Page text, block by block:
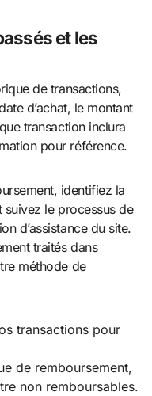
et les
de transactions,
d’achat, le montant
transaction inclura
pour référence.
identifiez la
le processus de
d’assistance du site.
traités dans
méthode de
transactions pour
de remboursement,
non remboursables.